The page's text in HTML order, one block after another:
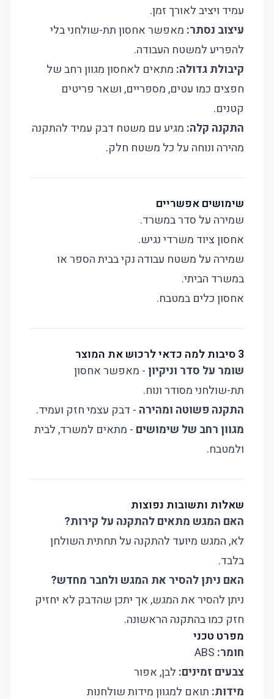
עמיד ויציב לאורך זמן.
עיצוב נסתר: מאפשר אחסון תת-שולחני בלי
להפריע למשטח העבודה.
קיבולת גדולה: מתאים לאחסון מגוון רחב של
חפצים כמו עטים, מספריים, ושאר פריטים
קטנים.
התקנה קלה: מגיע עם משטח דבק עמיד להתקנה
מהירה ונוחה על כל משטח חלק.
שימושים אפשריים
שמירה על סדר במשרד.
אחסון ציוד משרדי נגיש.
שמירה על משטח עבודה נקי בבית הספר או
במשרד הביתי.
אחסון כלים במטבח.
3 סיבות למה כדאי לרכוש את המוצר
שומר על סדר וניקיון - מאפשר אחסון
תת-שולחני מסודר ונוח.
התקנה פשוטה ומהירה - דבק עצמי חזק ועמיד.
מגוון רחב של שימושים - מתאים למשרד, לבית
ולמטבח.
שאלות ותשובות נפוצות
האם המגש מתאים להתקנה על קירות?
לא, המגש מיועד להתקנה על תחתית השולחן
בלבד.
האם ניתן להסיר את המגש ולחבר מחדש?
ניתן להסיר את המגש, אך יתכן שהדבק לא יחזיק
חזק כמו בהתקנה הראשונה.
מפרט טכני
חומר:
צבעים זמינים: לבן, אפור
מידות: תואם למגוון מידות שולחנות